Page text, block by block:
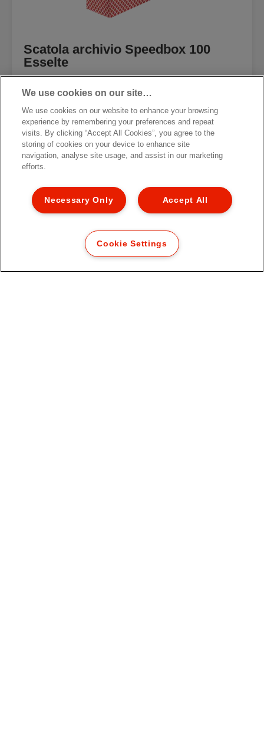
Scatola archivio Speedbox 100
Esselte
VISUALIZZA IL PRODOTTO
DOVE ACQUISTARE
We use cookies on our site…
We use cookies on our website to enhance your browsing
experience by remembering your preferences and repeat
visits. By clicking “Accept All Cookies”, you agree to the
storing of cookies on your device to enhance site
navigation, analyse site usage, and assist in our marketing
efforts.
Accept All
Necessary Only
Cookie Settings